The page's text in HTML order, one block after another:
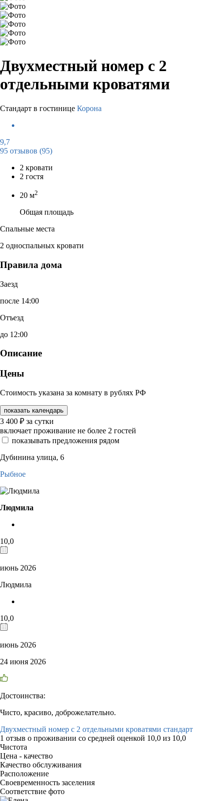
Двухместный номер с 2
отдельными кроватями
Стандарт в гостинице Корона
9,7
95 отзывов (95)
2 кровати
2 гостя
20 м2
Общая площадь
Спальные места
2 односпальных кровати
Правила дома
Заезд
после 14:00
Отъезд
до 12:00
Описание
Цены
Стоимость указана за комнату в рублях РФ
показать календарь
3 400 ₽ за сутки
включает проживание не более 2 гостей
показывать предложения рядом
Дубинина улица, 6
Рыбное
Людмила
10,0
июнь 2026
Людмила
10,0
июнь 2026
24 июня 2026
Достоинства:
Чисто, красиво, доброжелательно.
Двухместный номер с 2 отдельными кроватями стандарт
1 отзыв о проживании со средней оценкой 10,0 из 10,0
Чистота
Цена - качество
Качество обслуживания
Расположение
Своевременность заселения
Соответствие фото